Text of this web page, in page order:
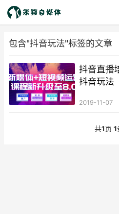
包含"抖音玩法"标签的文章
抖音直播
抖音玩法
2019-11-07
共1页 1